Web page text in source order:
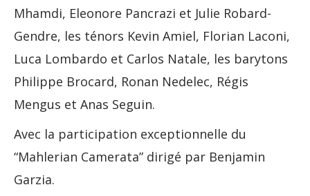
Mhamdi, Eleonore Pancrazi et Julie Robard-
Gendre, les ténors Kevin Amiel, Florian Laconi,
Luca Lombardo et Carlos Natale, les barytons
Philippe Brocard, Ronan Nedelec, Régis
Mengus et Anas Seguin.
Avec la participation exceptionnelle du
“Mahlerian Camerata” dirigé par Benjamin
Garzia.